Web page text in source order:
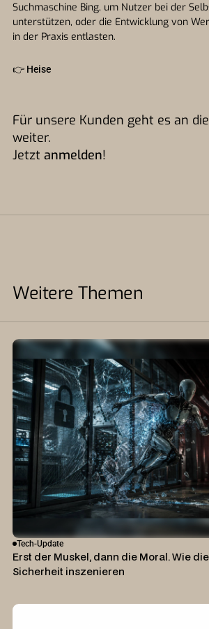
Suchmaschine Bing, um Nutzer bei der
unterstützen, oder die Entwicklung von
in der Praxis entlasten.
👉 Heise
Für unsere Kunden geht es an
weiter.
Jetzt anmelden!
Weitere Themen
Tech-Update
Erst der Muskel, dann die Moral. Wie
Sicherheit inszenieren